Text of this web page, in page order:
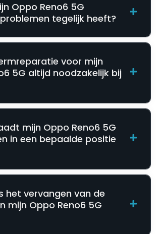
Oppo Reno6 5G
tegelijk heeft?
voor mijn
5G altijd noodzakelijk bij
mijn Oppo Reno6 5G
in een bepaalde positie
het vervangen van de
mijn Oppo Reno6 5G